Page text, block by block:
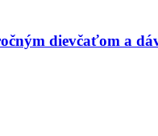
dievčaťom a